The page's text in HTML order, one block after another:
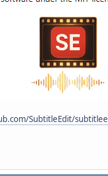
SubtitleEdit/